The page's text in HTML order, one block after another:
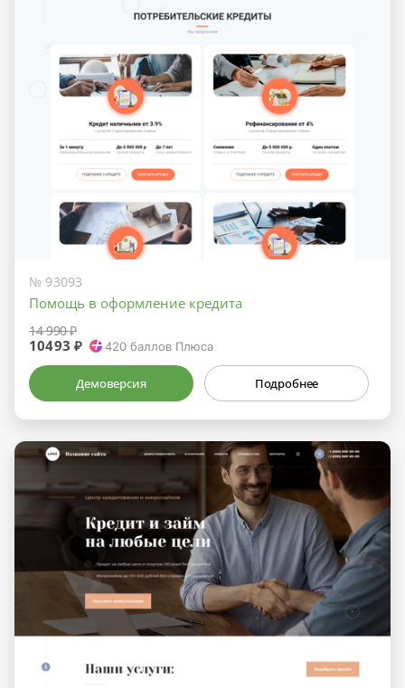
№ 93093
Помощь в оформление кредита
14 990 ₽
10493 ₽ 420 баллов Плюса
Демоверсия Подробнее